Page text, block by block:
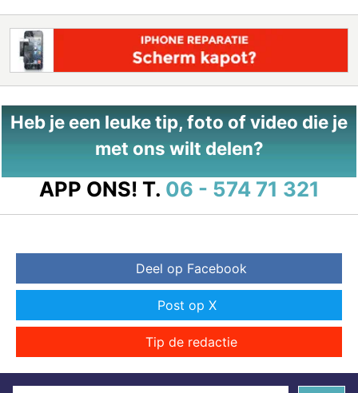
Heb je een leuke tip, foto of video die je
met ons wilt delen?
APP ONS! T. 06 - 574 71 321
Deel op Facebook
Post op X
Tip de redactie